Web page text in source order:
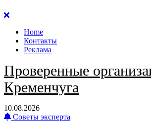
Перейти
содержанию
Home
Контакты
Реклама
Проверенные
Кременчуга
10.08.2026
Советы эксперта